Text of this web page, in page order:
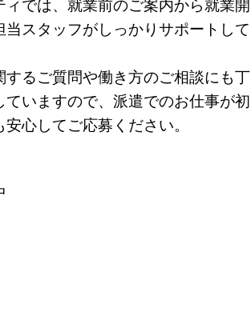
ィでは、就業前のご案内から就業開
当スタッフがしっかりサポートして
するご質問や働き方のご相談にも丁
ていますので、派遣でのお仕事が初
心してご応募ください。